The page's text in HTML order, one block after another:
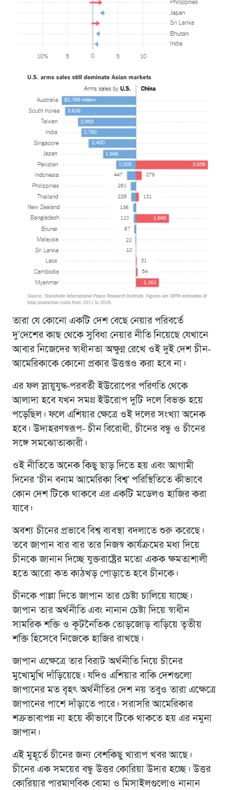
তারা যে কোনো একটি দেশ বেছে নেয়ার পরিবর্তে
দু’দেশের কাছ থেকে সুবিধা নেয়ার নীতি নিয়েছে যেখানে
আবার নিজেদের স্বাধীনতা অক্ষুণ্ন রেখে ওই দুই দেশ চীন-
আমেরিকাকে কোনো প্রকার উত্তপ্তও করা হবে না।
এর ফল স্নায়ুযুদ্ধ-পরবর্তী ইউরোপের পরিণতি থেকে
আলাদা হবে যখন সমগ্র ইউরোপ দুটি দলে বিভক্ত হয়ে
পড়েছিল। ফলে এশিয়ার ক্ষেত্রে ওই দলের সংখ্যা অনেক
হবে। উদাহরণস্বরূপ- চীন বিরোধী, চীনের বন্ধু ও চীনের
সঙ্গে সমঝোতাকারী।
ওই নীতিতে অনেক কিছু ছাড় দিতে হয় এবং আগামী
দিনের ‘চীন বনাম আমেরিকা বিশ্ব’ পরিস্থিতিতে কীভাবে
কোন দেশ টিকে থাকবে এর একটি মডেলও হাজির করা
যাবে।
অবশ্য চীনের প্রভাবে বিশ্ব ব্যবস্থা বদলাতে শুরু করেছে।
তবে জাপান বার বার তার নিজস্ব কার্যক্রমের মধ্য দিয়ে
চীনকে জানান দিচ্ছে যুক্তরাষ্ট্রের মতো একক ক্ষমতাশালী
হতে আরো কত কাঠখড় পোড়াতে হবে চীনকে।
চীনকে পাল্লা দিতে জাপান তার চেষ্টা চালিয়ে যাচ্ছে।
জাপান তার অর্থনীতি এবং নানান চেষ্টা দিয়ে স্বাধীন
সামরিক শক্তি ও কূটনৈতিক তোড়জোড় বাড়িয়ে তৃতীয়
শক্তি হিসেবে নিজেকে হাজির রাখছে।
জাপান এক্ষেত্রে তার বিরাট অর্থনীতি নিয়ে চীনের
মুখোমুখি দাঁড়িয়েছে। যদিও এশিয়ার বাকি দেশগুলো
জাপানের মত বৃহৎ অর্থনীতির দেশ নয় তবুও তারা এক্ষেত্রে
জাপানের পাশে দাঁড়াতে পারে। সরাসরি আমেরিকার
শত্রুভাবাপন্ন না হয়ে কীভাবে টিকে থাকতে হয় এর নমুনা
জাপান।
এই মুহূর্তে চীনের জন্য বেশকিছু খারাপ খবর আছে।
চীনের এক সময়ের বন্ধু উত্তর কোরিয়া উদার হচ্ছে। উত্তর
কোরিয়ার পারমাণবিক বোমা ও মিসাইলগুলোও নানান